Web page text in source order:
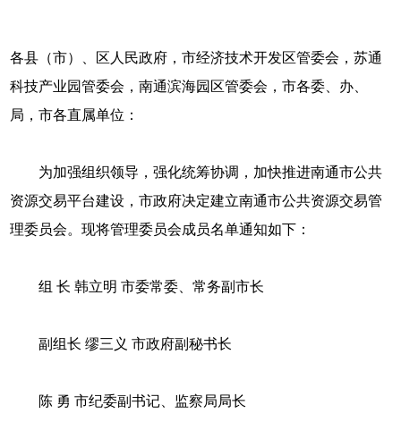
各县（市）、区人民政府，市经济技术开发区管委会，苏通
科技产业园管委会，南通滨海园区管委会，市各委、办、
局，市各直属单位：
为加强组织领导，强化统筹协调，加快推进南通市公共
资源交易平台建设，市政府决定建立南通市公共资源交易管
理委员会。现将管理委员会成员名单通知如下：
组 长 韩立明 市委常委、常务副市长
副组长 缪三义 市政府副秘书长
陈 勇 市纪委副书记、监察局局长